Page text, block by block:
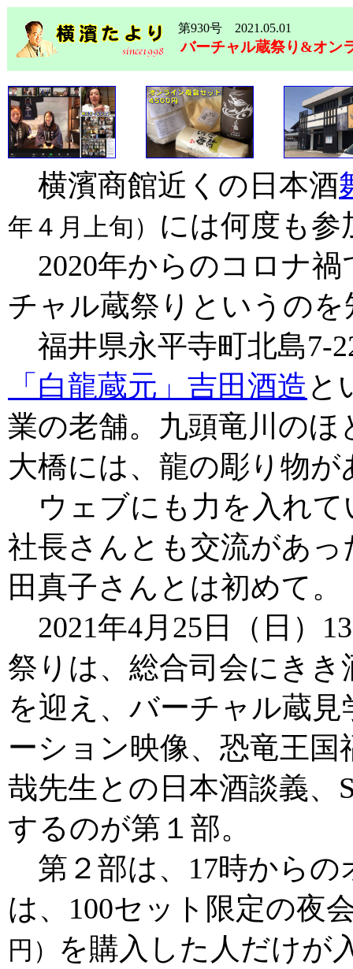
第930号 2021.05.01
バーチャル蔵祭り&オン
横濱商館近くの日本酒
年４月上旬） には何度も
2020年からのコロナ禍
チャル蔵祭りというの
福井県永平寺町北島7-
「白龍蔵元」吉田酒造 と
業の老舗。九頭竜川の
大橋には、龍の彫り物が
ウェブにも力を入れて
社長さんとも交流があ
田真子さんとは初めて。
2021年4月25日（日）
祭りは、総合司会にき
を迎え、バーチャル蔵
ーション映像、恐竜王
哉先生との日本酒談義、
するのが第１部。
第２部は、17時からの
は、100セット限定の夜
円）
を購入した人だけが